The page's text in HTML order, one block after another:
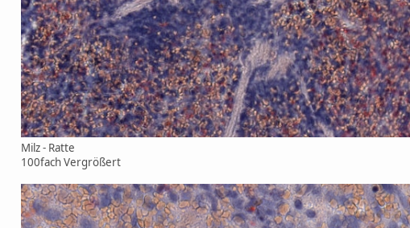
Milz - Ratte
100fach Vergrößert